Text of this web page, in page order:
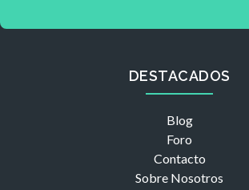
DESTACADOS
Blog
Foro
Contacto
Sobre Nosotros